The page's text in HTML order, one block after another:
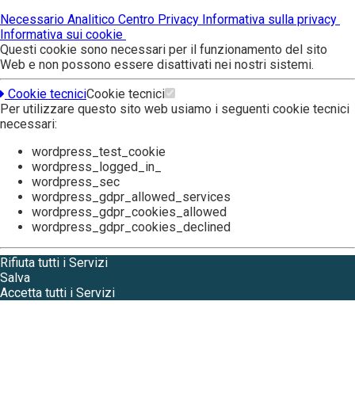
Necessario Analitico Centro Privacy Informativa sulla privacy
Informativa sui cookie
Questi cookie sono necessari per il funzionamento del sito
Web e non possono essere disattivati nei nostri sistemi.
Cookie tecniciCookie tecnici
Per utilizzare questo sito web usiamo i seguenti cookie tecnici
necessari:
wordpress_test_cookie
wordpress_logged_in_
wordpress_sec
wordpress_gdpr_allowed_services
wordpress_gdpr_cookies_allowed
wordpress_gdpr_cookies_declined
Rifiuta tutti i Servizi
Salva
Accetta tutti i Servizi